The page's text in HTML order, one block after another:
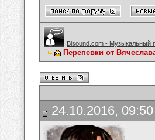
Bisound.com - Музыкальный
Перепевки от
24.10.2016, 09:50